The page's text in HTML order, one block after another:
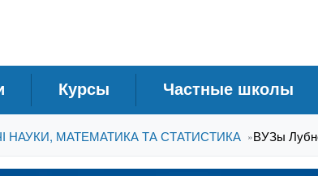
Курсы Частные школы
НАУКИ, МАТЕМАТИКА ТА СТАТИСТИКА »ВУЗы